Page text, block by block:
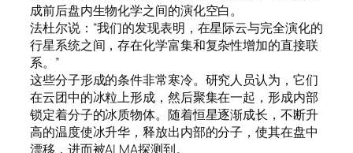
成前后盘内生物化学之间的演化空白。
法杜尔说：“我们的发现表明，在星际云与完全演化的
行星系统之间，存在化学富集和复杂性增加的直接联
系。”
这些分子形成的条件非常寒冷。研究人员认为，它们
在云团中的冰粒上形成，然后聚集在一起，形成内部
锁定着分子的冰质物体。随着恒星逐渐成长，不断升
高的温度使冰升华，释放出内部的分子，使其在盘中
漂移，进而被ALMA探测到。